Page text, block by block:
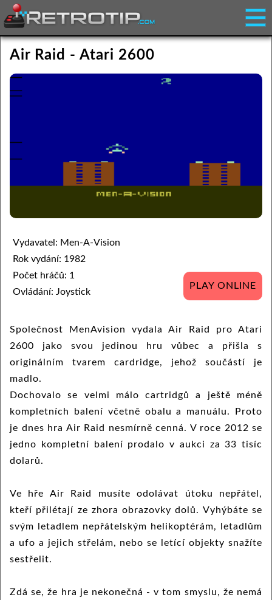
Air Raid - Atari 2600
Vydavatel: Men-A-Vision
Rok vydání: 1982
Počet hráčů: 1
Ovládání: Joystick
PLAY ONLINE
Společnost MenAvision vydala Air Raid pro Atari
2600 jako svou jedinou hru vůbec a přišla s
originálním tvarem cardridge, jehož součástí je
madlo.
Dochovalo se velmi málo cartridgů a ještě méně
kompletních balení včetně obalu a manuálu. Proto
je dnes hra Air Raid nesmírně cenná. V roce 2012 se
jedno kompletní balení prodalo v aukci za 33 tisíc
dolarů.
Ve hře Air Raid musíte odolávat útoku nepřátel,
kteří přilétají ze zhora obrazovky dolů. Vyhýbáte se
svým letadlem nepřátelským helikoptérám, letadlům
a ufo a jejich střelám, nebo se letící objekty snažíte
sestřelit.
Zdá se, že hra je nekonečná - v tom smyslu, že nemá